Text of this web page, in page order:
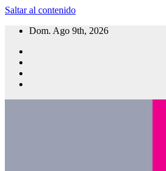
Saltar al contenido
Dom. Ago 9th, 2026